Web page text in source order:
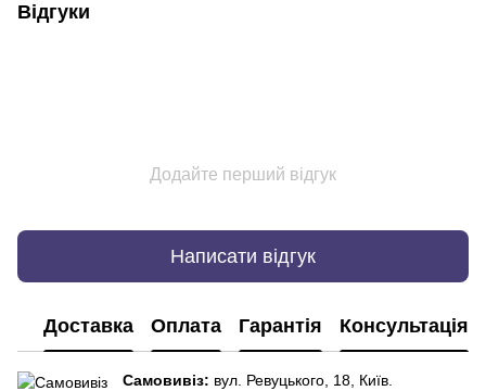
Відгуки
Додайте перший відгук
Написати відгук
Доставка Оплата Гарантія Консультація
Самовивіз: вул. Ревуцького, 18, Київ.